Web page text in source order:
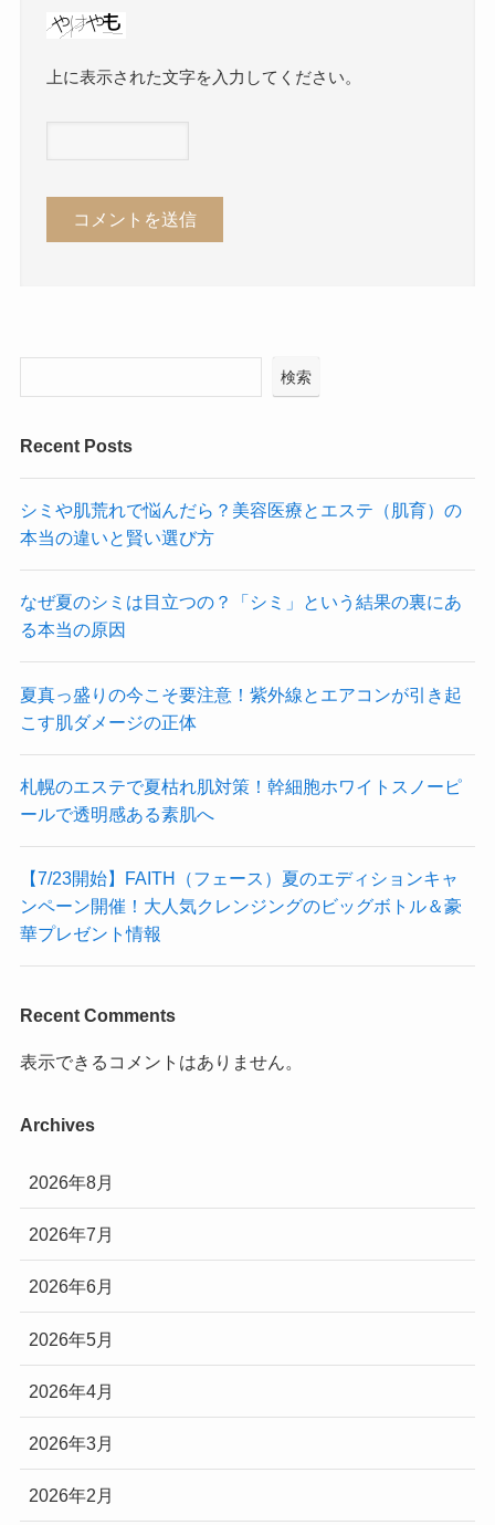
上に表示された文字を入力してください。
検索
Recent Posts
シミや肌荒れで悩んだら？美容医療とエステ（肌育）の
本当の違いと賢い選び方
なぜ夏のシミは目立つの？「シミ」という結果の裏にあ
る本当の原因
夏真っ盛りの今こそ要注意！紫外線とエアコンが引き起
こす肌ダメージの正体
札幌のエステで夏枯れ肌対策！幹細胞ホワイトスノーピ
ールで透明感ある素肌へ
【7/23開始】FAITH（フェース）夏のエディションキャ
ンペーン開催！大人気クレンジングのビッグボトル＆豪
華プレゼント情報
Recent Comments
表示できるコメントはありません。
Archives
2026年8月
2026年7月
2026年6月
2026年5月
2026年4月
2026年3月
2026年2月